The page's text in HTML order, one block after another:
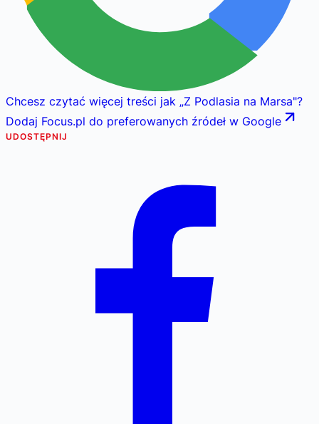
Chcesz czytać więcej treści jak „Z Podlasia na Marsa"?
Dodaj Focus.pl do preferowanych źródeł w Google
UDOSTĘPNIJ